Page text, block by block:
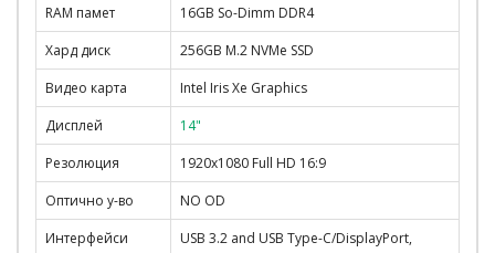
RAM памет
16GB So-Dimm DDR4
Хард диск
256GB M.2 NVMe SSD
Видео карта
Intel Iris Xe Graphics
Дисплей
14"
Резолюция
1920x1080 Full HD 16:9
Оптично у-во
NO OD
Интерфейси
USB 3.2 and USB Type-C/DisplayPort,